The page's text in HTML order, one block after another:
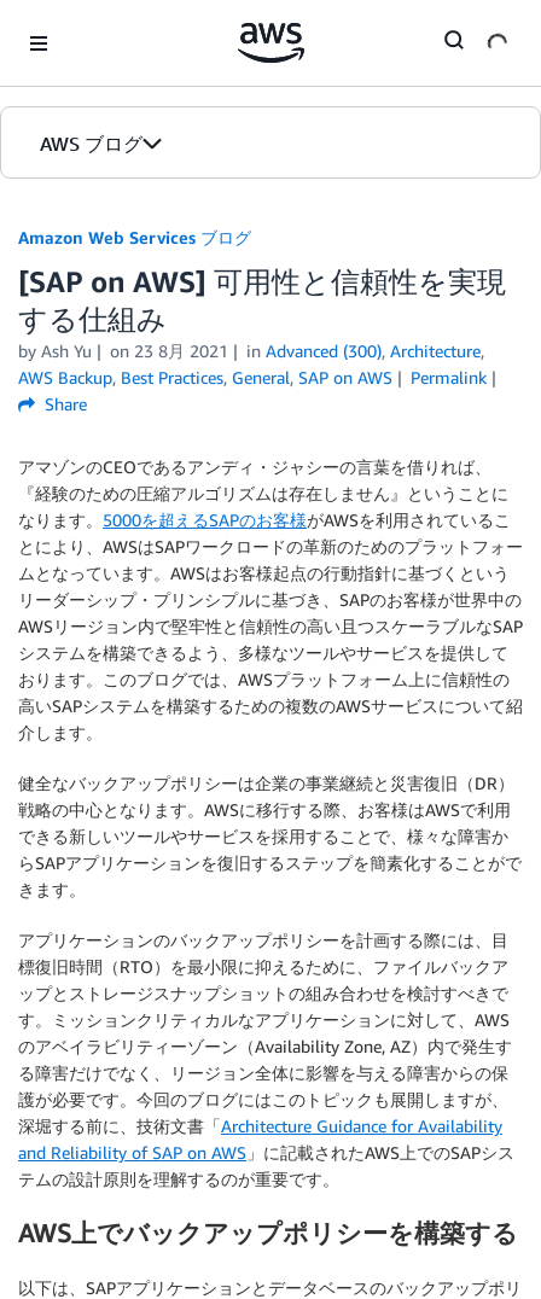
AWS ブログ
カテゴリ
エディション
Amazon Web Services ブログ
[SAP on AWS] 可用性と信頼性を実現
する仕組み
by Ash Yu on 23 8月 2021 in Advanced (300), Architecture,
AWS Backup, Best Practices, General, SAP on AWS
Permalink
Share
アマゾンのCEOであるアンディ・ジャシーの言葉を借りれば、
『経験のための圧縮アルゴリズムは存在しません』ということに
なります。 5000を超えるSAPのお客様がAWSを利用されているこ
とにより、AWSはSAPワークロードの革新のためのプラットフォー
ムとなっています。AWSはお客様起点の行動指針に基づくという
リーダーシップ・プリンシプルに基づき、SAPのお客様が世界中の
AWSリージョン内で堅牢性と信頼性の高い且つスケーラブルなSAP
システムを構築できるよう、多様なツールやサービスを提供して
おります。このブログでは、AWSプラットフォーム上に信頼性の
高いSAPシステムを構築するための複数のAWSサービスについて紹
介します。
健全なバックアップポリシーは企業の事業継続と災害復旧（DR）
戦略の中心となります。AWSに移行する際、お客様はAWSで利用
できる新しいツールやサービスを採用することで、様々な障害か
らSAPアプリケーションを復旧するステップを簡素化することがで
きます。
アプリケーションのバックアップポリシーを計画する際には、目
標復旧時間（RTO）を最小限に抑えるために、ファイルバックア
ップとストレージスナップショットの組み合わせを検討すべきで
す。ミッションクリティカルなアプリケーションに対して、AWS
のアベイラビリティーゾーン（Availability Zone, AZ）内で発生す
る障害だけでなく、リージョン全体に影響を与える障害からの保
護が必要です。今回のブログにはこのトピックも展開しますが、
深堀する前に、技術文書「Architecture Guidance for Availability
and Reliability of SAP on AWS 」に記載されたAWS上でのSAPシス
テムの設計原則を理解するのが重要です。
AWS上でバックアップポリシーを構築する
以下は、SAPアプリケーションとデータベースのバックアップポリ